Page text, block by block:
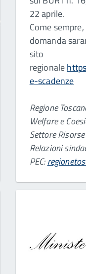
Dati/Index/200
22 aprile.
Come
domanda
sito
regionale
e-scadenze
Regione
Welfare e
Settore
Relazioni
PEC: